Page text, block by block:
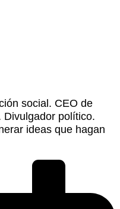
social. CEO de
Divulgador político.
ideas que hagan